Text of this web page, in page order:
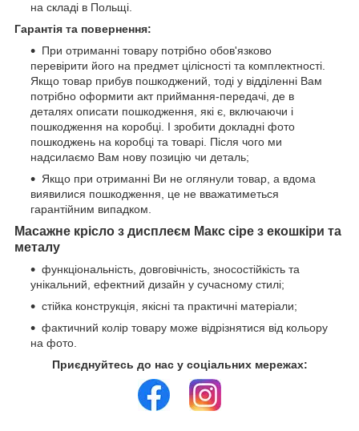
на складі в Польщі.
Гарантія та повернення:
При отриманні товару потрібно обов'язково
перевірити його на предмет цілісності та комплектності.
Якщо товар прибув пошкоджений, тоді у відділенні Вам
потрібно оформити акт приймання-передачі, де в
деталях описати пошкодження, які є, включаючи і
пошкодження на коробці. І зробити докладні фото
пошкоджень на коробці та товарі. Після чого ми
надсилаємо Вам нову позицію чи деталь;
Якщо при отриманні Ви не оглянули товар, а вдома
виявилися пошкодження, це не вважатиметься
гарантійним випадком.
Масажне крісло з дисплеєм Макс сіре з екошкіри та
металу
функціональність, довговічність, зносостійкість та
унікальний, ефектний дизайн у сучасному стилі;
стійка конструкція, якісні та практичні матеріали;
фактичний колір товару може відрізнятися від кольору
на фото.
Приєднуйтесь до нас у соціальних мережах: